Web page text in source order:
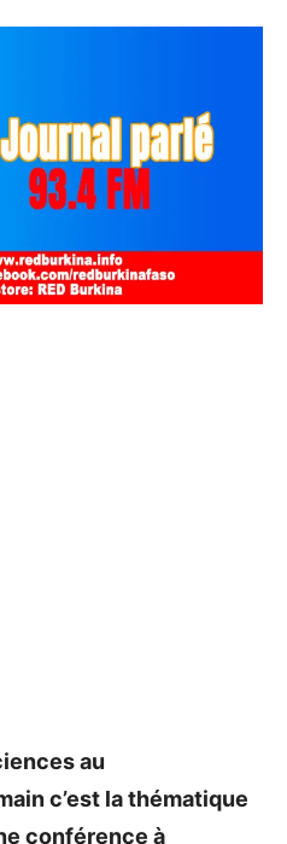
au
c’est la thématique
conférence à